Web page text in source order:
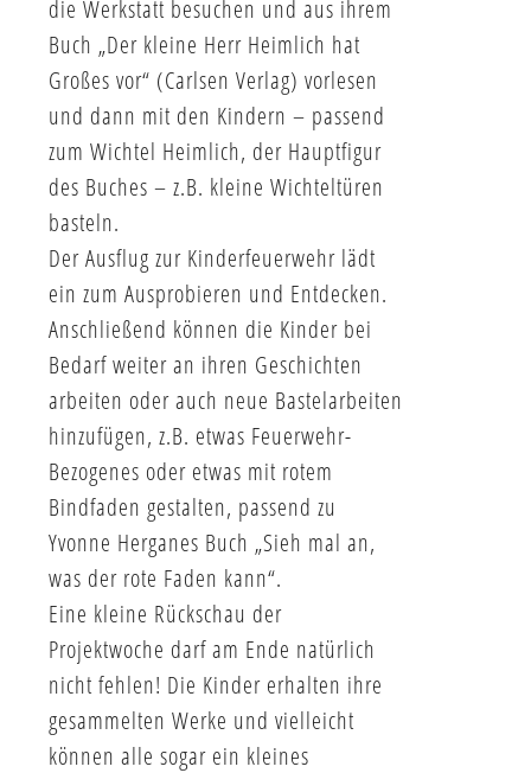
die Werkstatt besuchen und aus ihrem
Buch „Der kleine Herr Heimlich hat
Großes vor“ (Carlsen Verlag) vorlesen
und dann mit den Kindern – passend
zum Wichtel Heimlich, der Hauptfigur
des Buches – z.B. kleine Wichteltüren
basteln.
Der Ausflug zur Kinderfeuerwehr lädt
ein zum Ausprobieren und Entdecken.
Anschließend können die Kinder bei
Bedarf weiter an ihren Geschichten
arbeiten oder auch neue Bastelarbeiten
hinzufügen, z.B. etwas Feuerwehr-
Bezogenes oder etwas mit rotem
Bindfaden gestalten, passend zu
Yvonne Herganes Buch „Sieh mal an,
was der rote Faden kann“.
Eine kleine Rückschau der
Projektwoche darf am Ende natürlich
nicht fehlen! Die Kinder erhalten ihre
gesammelten Werke und vielleicht
können alle sogar ein kleines